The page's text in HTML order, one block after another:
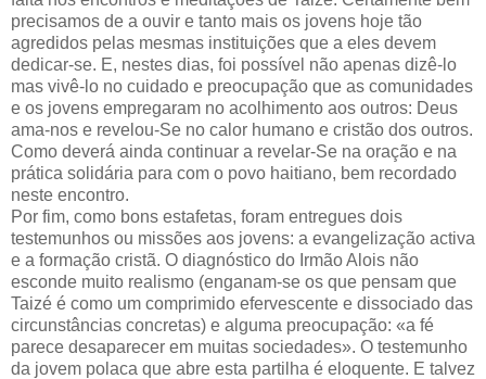
precisamos de a ouvir e tanto mais os jovens hoje tão
agredidos pelas mesmas instituições que a eles devem
dedicar-se. E, nestes dias, foi possível não apenas dizê-lo
mas vivê-lo no cuidado e preocupação que as comunidades
e os jovens empregaram no acolhimento aos outros: Deus
ama-nos e revelou-Se no calor humano e cristão dos outros.
Como deverá ainda continuar a revelar-Se na oração e na
prática solidária para com o povo haitiano, bem recordado
neste encontro.
Por fim, como bons estafetas, foram entregues dois
testemunhos ou missões aos jovens: a evangelização activa
e a formação cristã. O diagnóstico do Irmão Alois não
esconde muito realismo (enganam-se os que pensam que
Taizé é como um comprimido efervescente e dissociado das
circunstâncias concretas) e alguma preocupação: «a fé
parece desaparecer em muitas sociedades». O testemunho
da jovem polaca que abre esta partilha é eloquente. E talvez